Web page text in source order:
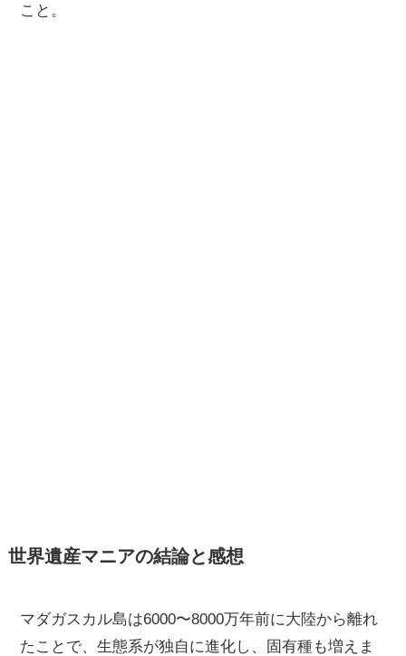
こと。
世界遺産マニアの結論と感想
マダガスカル島は6000〜8000万年前に大陸から離れ
たことで、生態系が独自に進化し、固有種も増えま